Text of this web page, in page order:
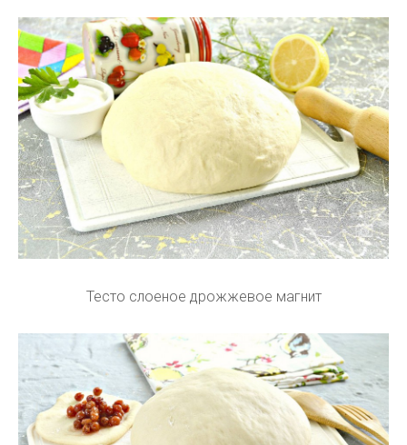
Тесто слоеное дрожжевое магнит